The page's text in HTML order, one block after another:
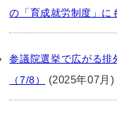
の「育成就労制度」に
参議院選挙で広がる
（7/8）
(2025年07月)